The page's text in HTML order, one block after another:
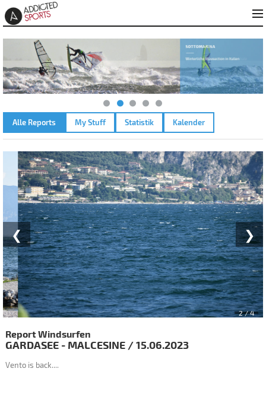
Alle Reports My Stuff Statistik Kalender
GARDASEE - MALCESINE – 15.06.2023
❯
❮
2/ 4
Report Windsurfen
GARDASEE - MALCESINE /15.06.2023
Vento is back....